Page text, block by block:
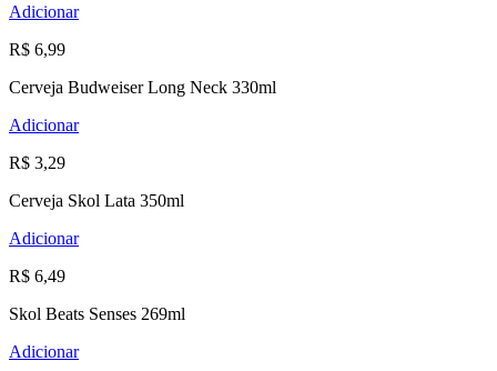
Adicionar
R$ 6,99
Cerveja Budweiser Long Neck 330ml
Adicionar
R$ 3,29
Cerveja Skol Lata 350ml
Adicionar
R$ 6,49
Skol Beats Senses 269ml
Adicionar